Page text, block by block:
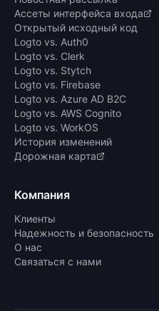
Ассеты интерфейса входа
Открытый исходный код
Logto vs. Auth0
Logto vs. Clerk
Logto vs. Stytch
Logto vs. Firebase
Logto vs. Azure AD B2C
Logto vs. AWS Cognito
Logto vs. WorkOS
История изменений
Дорожная карта
Компания
Клиенты
Надежность и безопасность
О нас
Связаться с нами